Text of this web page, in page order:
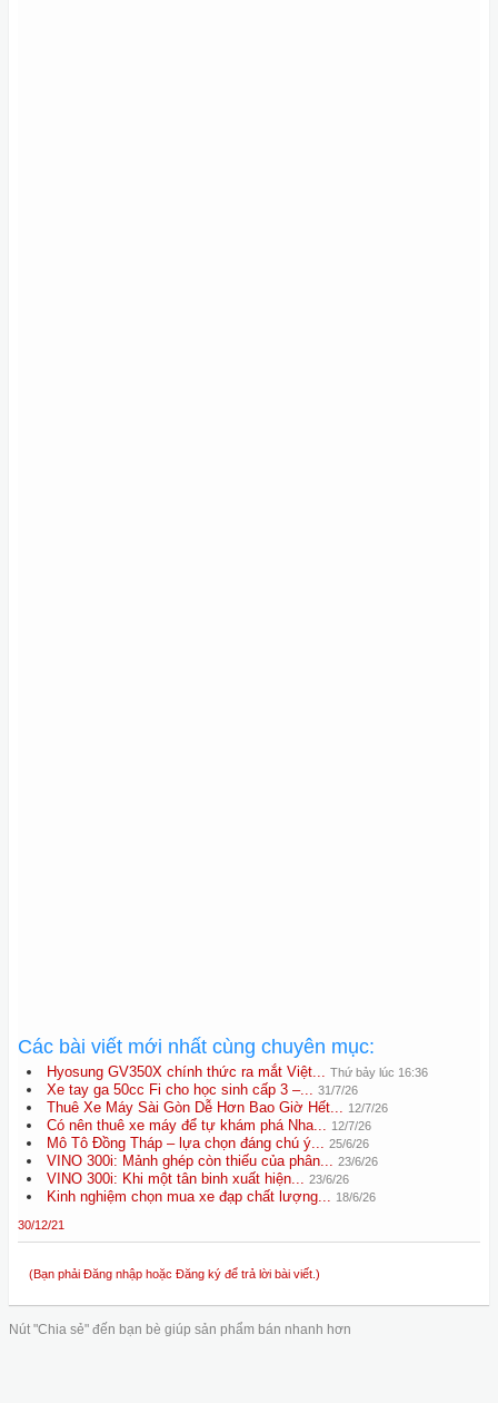
Các bài viết mới nhất cùng chuyên mục:
Hyosung GV350X chính thức ra mắt Việt... Thứ bảy lúc 16:36
Xe tay ga 50cc Fi cho học sinh cấp 3 –... 31/7/26
Thuê Xe Máy Sài Gòn Dễ Hơn Bao Giờ Hết... 12/7/26
Có nên thuê xe máy để tự khám phá Nha... 12/7/26
Mô Tô Đồng Tháp – lựa chọn đáng chú ý... 25/6/26
VINO 300i: Mảnh ghép còn thiếu của phân... 23/6/26
VINO 300i: Khi một tân binh xuất hiện... 23/6/26
Kinh nghiệm chọn mua xe đạp chất lượng... 18/6/26
30/12/21
(Bạn phải Đăng nhập hoặc Đăng ký để trả lời bài viết.)
Nút "Chia sẻ" đến bạn bè giúp sản phẩm bán nhanh hơn